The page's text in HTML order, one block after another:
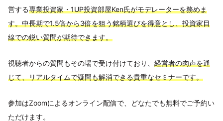
営する専業投資家・1UP投資部屋Ken氏がモデレーターを務めま
す。中長期で1.5倍から3倍を狙う銘柄選びを得意とし、投資家目
線での鋭い質問が期待できます。
視聴者からの質問もその場で受け付けており、 経営者の肉声を通
じて、リアルタイムで疑問も解消できる貴重なセミナーです。
参加はZoomによるオンライン配信で、どなたでも無料でご予約い
ただけます。